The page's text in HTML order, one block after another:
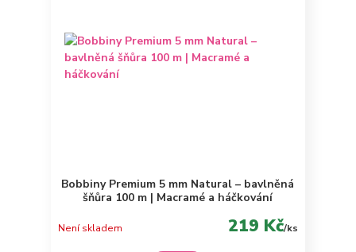
Bobbiny Premium 5 mm Natural – bavlněná
šňůra 100 m | Macramé a háčkování
219 Kč/ks
Není skladem